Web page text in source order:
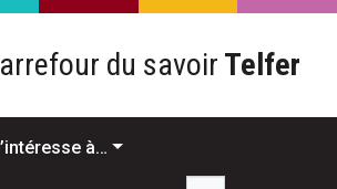
du savoir Telfer
à…